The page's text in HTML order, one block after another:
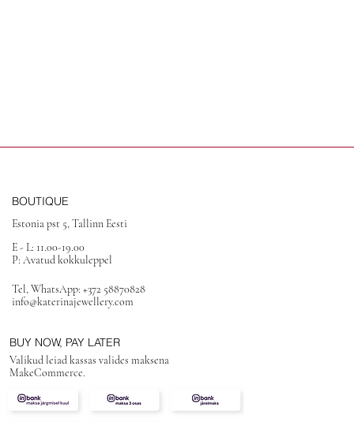
BOUTIQUE
Estonia pst 5, Tallinn Eesti
E - L: 11.00-19.00
P: Avatud kokkuleppel
Tel, WhatsApp: +372 58870828
info@katerinajewellery.com
BUY NOW, PAY LATER
Valikud leiad kassas valides maksena
MakeCommerce.